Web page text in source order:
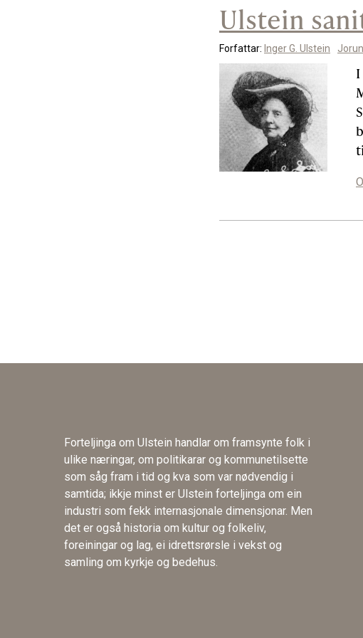
Ulstein
Forfattar: Inger G. Ulstein
Forteljinga om Ulstein handlar om framsynte folk i
ulike næringar, om politikarar og kommunetilsette
som såg fram i tid og kva som var nødvendig i
samtida; ikkje minst er Ulstein forteljinga om ein
industri som fekk internasjonale dimensjonar. Men
det er også historia om kultur og folkeliv,
foreiningar og lag, ei idrettsrørsle i vekst og
samling om kyrkje og bedehus.